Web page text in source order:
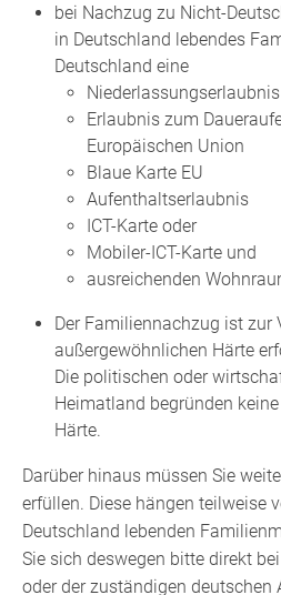
bei Nachzug zu Nicht-
in Deutschland lebendes
Deutschland eine
Niederlassungserlaubnis
Erlaubnis zum
Europäischen Union
Blaue Karte EU
Aufenthaltserlaubnis
ICT-Karte oder
Mobiler-ICT-Karte und
ausreichenden
Der Familiennachzug ist zur
außergewöhnlichen Härte
Die politischen oder
Heimatland begründen
Härte.
Darüber hinaus müssen Sie
erfüllen. Diese hängen teilweise
Deutschland lebenden
Sie sich deswegen bitte direkt
oder der zuständigen deutschen